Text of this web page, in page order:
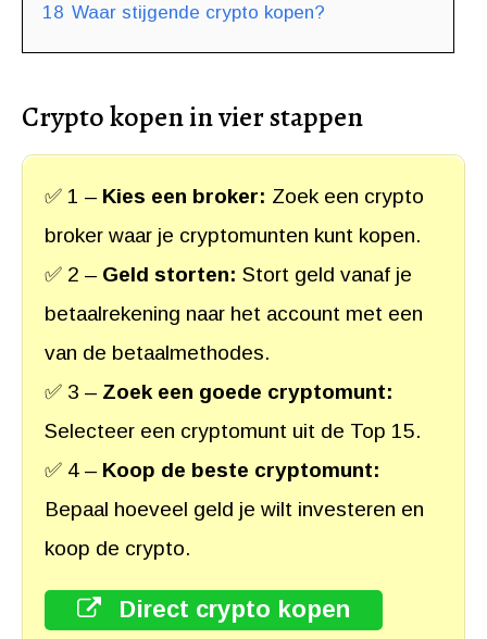
18 Waar stijgende crypto kopen?
Crypto kopen in vier stappen
✅ 1 – Kies een broker: Zoek een crypto
broker waar je cryptomunten kunt kopen.
✅ 2 – Geld storten: Stort geld vanaf je
betaalrekening naar het account met een
van de betaalmethodes.
✅ 3 – Zoek een goede cryptomunt:
Selecteer een cryptomunt uit de Top 15.
✅ 4 – Koop de beste cryptomunt:
Bepaal hoeveel geld je wilt investeren en
koop de crypto.
Direct crypto kopen